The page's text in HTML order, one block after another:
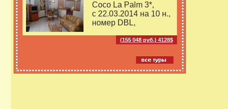
Coco La Palm 3*,
с 22.03.2014 на 10 н.,
номер DBL,
(155 048 руб.) 4128$